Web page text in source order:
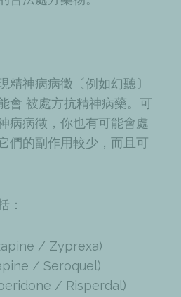
精神病病徵〔例如幻聽〕
會 被處方抗精神病藥。可
病病徵，你也有可能會處
們的副作用較少，而且可
：
/ Zyprexa)
/ Seroquel)
/ Risperdal)